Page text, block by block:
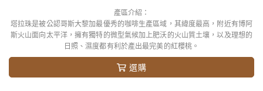
產區介紹：
塔拉珠是被公認哥斯大黎加最優秀的咖啡生產區域，其緯度最高，附近有博阿
斯火山面向太平洋，擁有獨特的微型氣候加上肥沃的火山質土壤，以及理想的
日照、濕度都有利於產出最完美的紅櫻桃。
選購